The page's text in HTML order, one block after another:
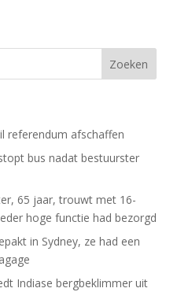
referendum afschaffen
bus nadat bestuurster
65 jaar, trouwt met 16-
hoge functie had bezorgd
in Sydney, ze had een
Indiase bergbeklimmer uit